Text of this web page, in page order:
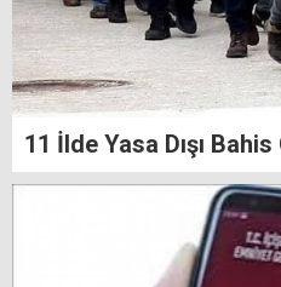
11 İlde Yasa Dışı